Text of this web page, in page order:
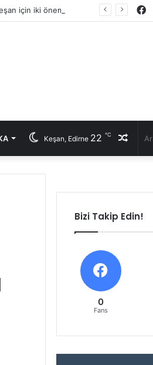
için iki önemli talep
Keşan, Edirne 22 ℃
Bizi Takip Edin!
0
Fans